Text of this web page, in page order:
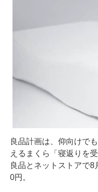
良品計画は、仰向けで
えるまくら「寝返りを
良品とネットストアで
0円。